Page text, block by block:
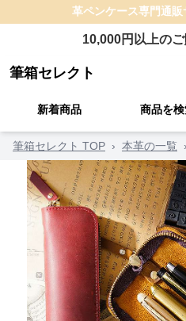
革ペンケース専門通販
10,000円以上の
筆箱セレクト
新着商品 商品を
筆箱セレクト TOP › 本革の一覧 ›